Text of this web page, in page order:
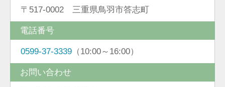
〒517-0002 三重県鳥羽市答志町
電話番号
0599-37-3339 （10:00～16:00）
お問い合わせ